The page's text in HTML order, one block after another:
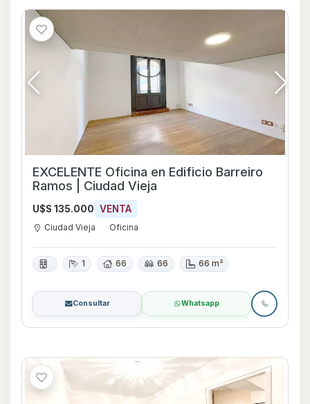
EXCELENTE Oficina en Edificio Barreiro
Ramos | Ciudad Vieja
U$S 135.000 VENTA
Ciudad Vieja Oficina
1 66 66 66 m²
Consultar Whatsapp